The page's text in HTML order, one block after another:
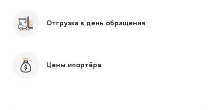
Отгрузка в день обращения
Цены ипортёра